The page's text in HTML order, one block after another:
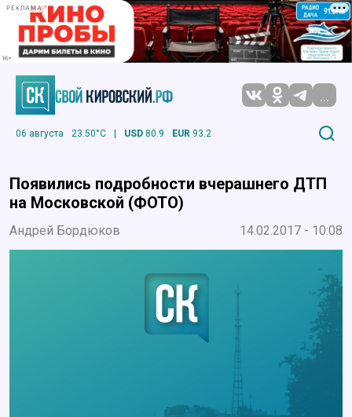
РЕКЛАМА
...
06 августа 23.50°C | USD 80.9 EUR 93.2
Появились подробности вчерашнего ДТП
на Московской (ФОТО)
Андрей Бордюков 14.02.2017 - 10:08